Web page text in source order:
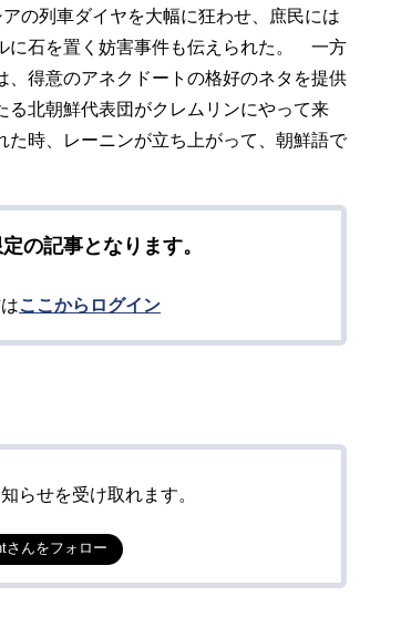
の列車ダイヤを大幅に狂わせ、庶民には
に石を置く妨害事件も伝えられた。 一方
得意のアネクドートの格好のネタを提供
北朝鮮代表団がクレムリンにやって来
時、レーニンが立ち上がって、朝鮮語で
の記事となります。
ここからログイン
らせを受け取れます。
さんをフォロー